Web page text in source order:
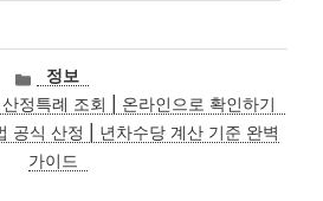
카
테
고
리
정보
정특례 조회 | 온라인으로 확인하기
공식 산정 | 년차수당 계산 기준 완벽
가이드